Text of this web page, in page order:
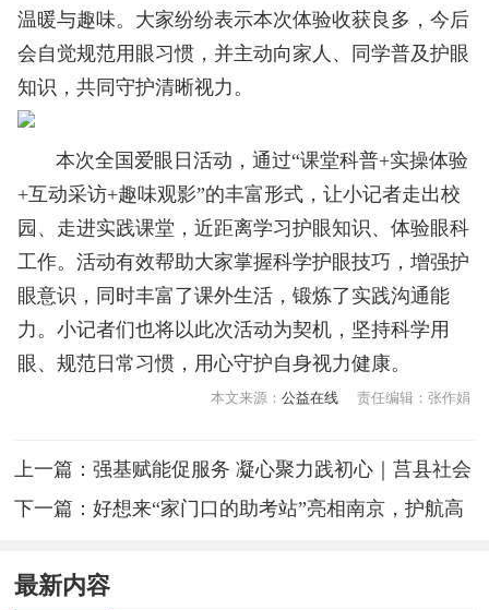
温暖与趣味。大家纷纷表示本次体验收获良多，今后
会自觉规范用眼习惯，并主动向家人、同学普及护眼
知识，共同守护清晰视力。
本次全国爱眼日活动，通过“课堂科普+实操体验
+互动采访+趣味观影”的丰富形式，让小记者走出校
园、走进实践课堂，近距离学习护眼知识、体验眼科
工作。活动有效帮助大家掌握科学护眼技巧，增强护
眼意识，同时丰富了课外生活，锻炼了实践沟通能
力。小记者们也将以此次活动为契机，坚持科学用
眼、规范日常习惯，用心守护自身视力健康。
本文来源： 公益在线 责任编辑：张作娟
上一篇：强基赋能促服务 凝心聚力践初心｜莒县社会
组织公益志愿服务专题培训暨沙龙圆满举办
下一篇：好想来“家门口的助考站”亮相南京，护航高
最新内容